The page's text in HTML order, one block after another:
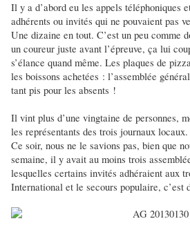
Il y a d’abord eu les appels téléphoniques
adhérents ou invités qui ne pouvaient pas
Une dizaine en tout. C’est un peu comme
un coureur juste avant l’épreuve, ça lui
s’élance quand même. Les plaques de
les boissons achetées : l’assemblée
tant pis pour les absents !
Il vint plus d’une vingtaine de personnes,
les représentants des trois journaux locaux.
Ce soir, nous ne le savions pas, bien que
semaine, il y avait au moins trois
lesquelles certains invités adhéraient aux
International et le secours populaire, c’est